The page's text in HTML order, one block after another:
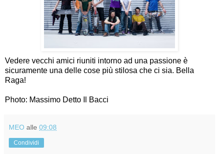
Vedere vecchi amici riuniti intorno ad una passione è
sicuramente una delle cose più stilosa che ci sia. Bella
Raga!
Photo: Massimo Detto Il Bacci
MEO alle 09:08
Condividi